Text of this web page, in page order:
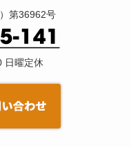
第36962号
日曜定休